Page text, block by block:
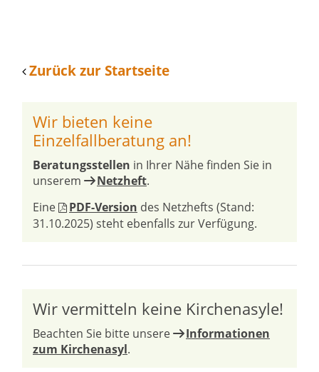
Zurück zur Startseite
Wir bieten keine
Einzelfallberatung an!
Beratungsstellen in Ihrer Nähe finden Sie in
unserem
Netzheft.
Eine
PDF-Version des Netzhefts (Stand:
31.10.2025) steht ebenfalls zur Verfügung.
Wir vermitteln keine Kirchenasyle!
Beachten Sie bitte unsere
Informationen
zum Kirchenasyl.